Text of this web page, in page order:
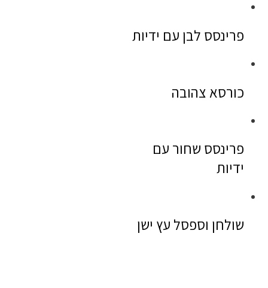
פרינסס לבן עם ידיות
כורסא צהובה
פרינסס שחור עם
ידיות
שולחן וספסל עץ ישן